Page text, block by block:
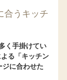
合うキッチ
く手掛けてい
る「キッチン
ジに合わせた